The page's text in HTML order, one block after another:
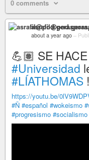
0 comments
about a year ago –
💪🏽 SE HACE
#Universidad
#LÍATHOMAS
https://youtu.be/
#Ñ #español #wokeismo
#progresismo #socialismo